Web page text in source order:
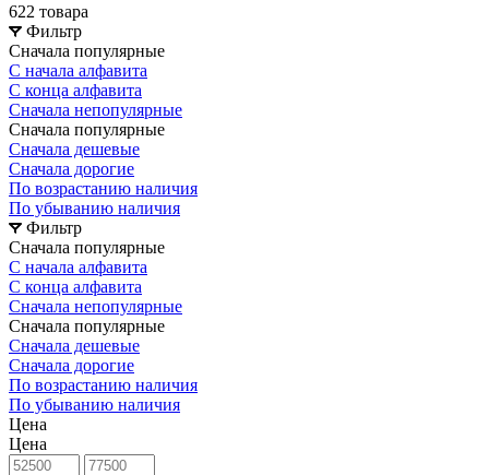
622 товара
Фильтр
Сначала популярные
С начала алфавита
С конца алфавита
Сначала непопулярные
Сначала популярные
Сначала дешевые
Сначала дорогие
По возрастанию наличия
По убыванию наличия
Фильтр
Сначала популярные
С начала алфавита
С конца алфавита
Сначала непопулярные
Сначала популярные
Сначала дешевые
Сначала дорогие
По возрастанию наличия
По убыванию наличия
Цена
Цена